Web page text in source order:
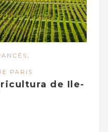
,
PARIS
de Ile-